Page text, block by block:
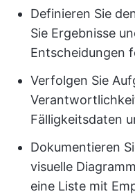
Definieren Sie
Sie Ergebnisse
Entscheidungen
Verfolgen Sie
Fälligkeitsdaten
Dokumentieren
visuelle
eine Liste mit